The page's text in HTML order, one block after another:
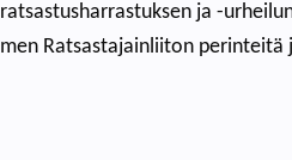
ja -
Ratsastajainliiton